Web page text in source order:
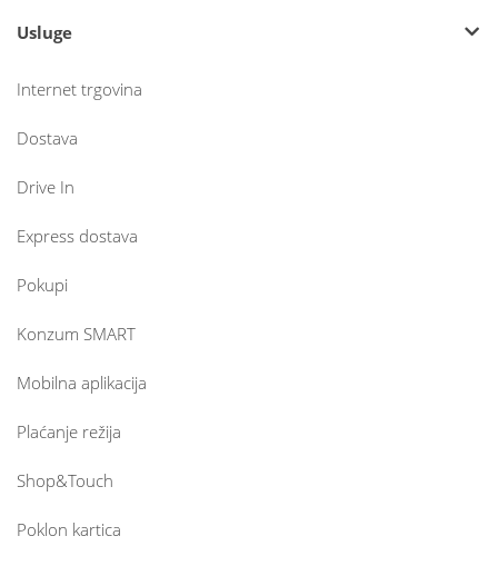
Usluge
Internet trgovina
Dostava
Drive In
Express dostava
Pokupi
Konzum SMART
Mobilna aplikacija
Plaćanje režija
Shop&Touch
Poklon kartica